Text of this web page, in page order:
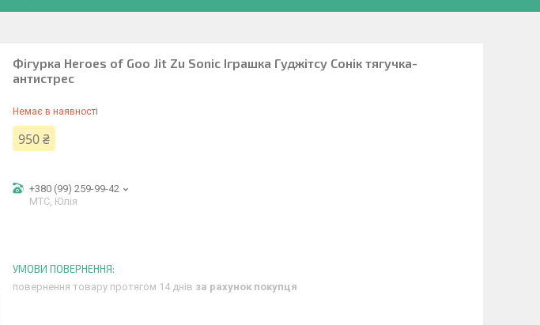
Фігурка Heroes of Goo Jit Zu Sonic Іграшка Гуджітсу Сонік тягучка-
антистрес
Немає в наявності
950 ₴
+380 (99) 259-99-42
МТС, Юлія
повернення товару протягом 14 днів за рахунок покупця